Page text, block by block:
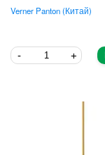
Verner Panton Китай